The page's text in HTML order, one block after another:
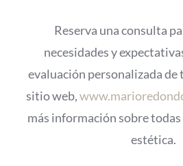
Reserva una consulta
necesidades y
evaluación personalizada de
sitio web,
más información sobre
estética.